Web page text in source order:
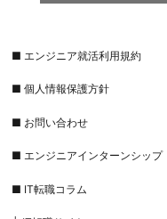
■ エンジニア就活利用規約
■ 個人情報保護方針
■ お問い合わせ
■ エンジニアインターンシップ
■ IT転職コラム